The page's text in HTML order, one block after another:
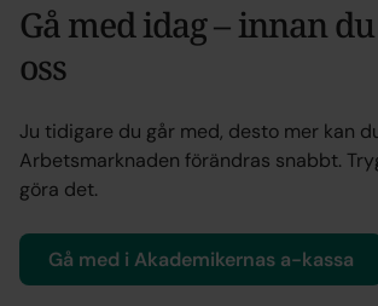
Gå med idag – innan
oss
Ju tidigare du går med, desto mer kan
Arbetsmarknaden förändras snabbt.
göra det.
Gå med i Akademikernas a-kassa